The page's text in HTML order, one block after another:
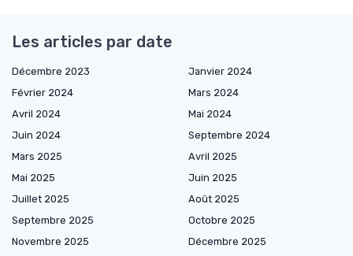
Les articles par date
Décembre 2023
Janvier 2024
Février 2024
Mars 2024
Avril 2024
Mai 2024
Juin 2024
Septembre 2024
Mars 2025
Avril 2025
Mai 2025
Juin 2025
Juillet 2025
Août 2025
Septembre 2025
Octobre 2025
Novembre 2025
Décembre 2025